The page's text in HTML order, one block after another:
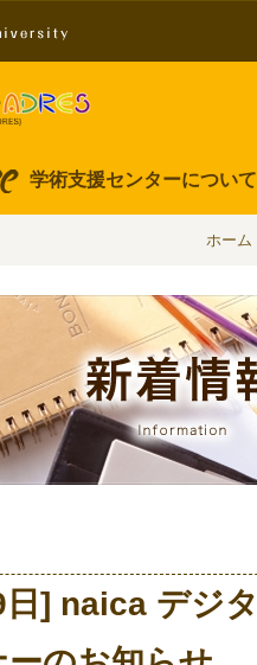
学術支援センターについて
ホーム
] naica デジ